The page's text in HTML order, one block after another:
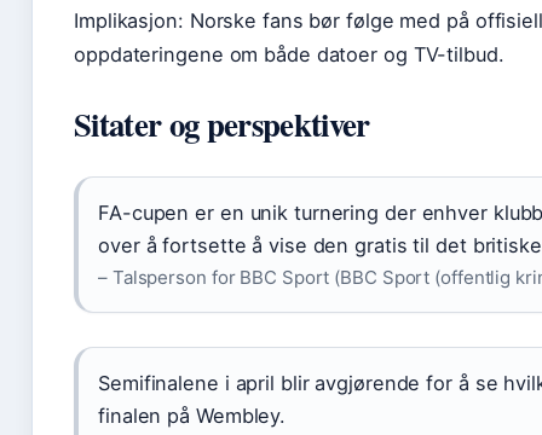
Implikasjon: Norske fans bør følge med på
oppdateringene om både datoer og TV-tilbud.
Sitater og perspektiver
FA-cupen er en unik turnering der enhver
over å fortsette å vise den gratis til det
– Talsperson for BBC Sport (BBC Sport (offentlig
Semifinalene i april blir avgjørende for å se
finalen på Wembley.